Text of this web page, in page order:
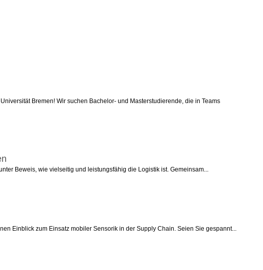
Bremen! Wir suchen Bachelor- und Masterstudierende, die in Teams
Beweis, wie vielseitig und leistungsfähig die Logistik ist. Gemeinsam...
Einblick zum Einsatz mobiler Sensorik in der Supply Chain. Seien Sie gespannt...